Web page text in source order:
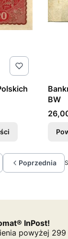
BW
Cena
do pierwszej
Poprzednia
InPost!
powyżej 299